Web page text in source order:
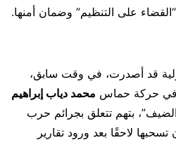
على التنظيم” وضمان أمنها.
قد أصدرت، في وقت سابق،
في حركة حماس محمد دياب إبراهيم
بتهم تتعلق بجرائم حرب
لاحقًا بعد ورود تقارير